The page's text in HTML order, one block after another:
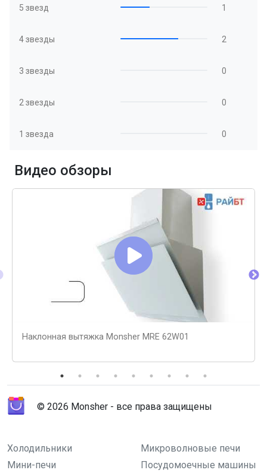
5 звезд 1
4 звезды 2
3 звезды 0
2 звезды 0
1 звезда 0
Видео обзоры
Наклонная вытяжка Monsher MRE 62W01
© 2026 Monsher - все права защищены
Холодильники
Микроволновые печи
Мини-печи
Посудомоечные машины